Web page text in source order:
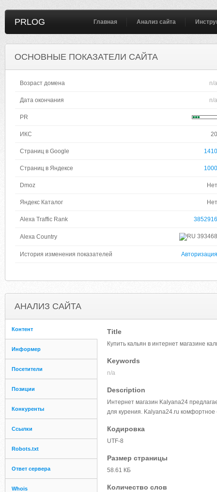
PRLOG Главная Анализ сайта
ОСНОВНЫЕ ПОКАЗАТЕЛИ САЙТА
Возраст домена n/a
Дата окончания n/a
PR
ИКС 20
Страниц в Google 1410
Страниц в Яндексе 1000
Dmoz Нет
Яндекс Каталог Нет
Alexa Traffic Rank 3852916
Alexa Country 393468
История изменения показателей Авторизация
АНАЛИЗ САЙТА
Контент
Информер
Посетители
Позиции
Конкуренты
Ссылки
Robots.txt
Ответ сервера
Whois
Title
Купить кальян в интернет магазине
Keywords
n/a
Description
Интернет магазин Kalyana24
для курения. Kalyana24.ru комфортное
Кодировка
UTF-8
Размер страницы
58.61 КБ
Количество слов